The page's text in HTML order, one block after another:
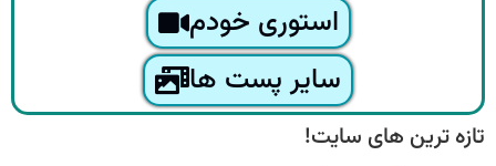
استوری خودم
سایر پست ها
تازه ترین های سایت!